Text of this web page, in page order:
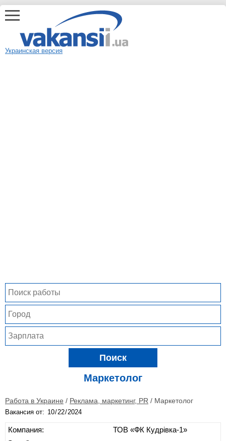
Украинская версия
Поиск
Маркетолог
Работа в Украине / Реклама, маркетинг, PR / Маркетолог
Вакансия от:
Компания:
ТОВ «ФК Кудрівка-1»